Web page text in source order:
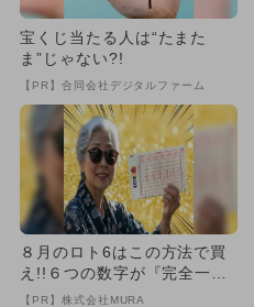
宝くじ当たる人は“たまた
ま”じゃない?!
【PR】合同会社デジタルファーム
８月のロト6はこの方法で買
え!!６つの数字が『完全一
致』する方法
【PR】株式会社MURA